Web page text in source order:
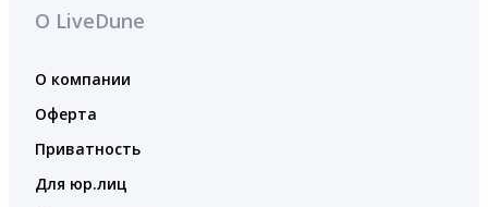
О LiveDune
О компании
Оферта
Приватность
Для юр.лиц